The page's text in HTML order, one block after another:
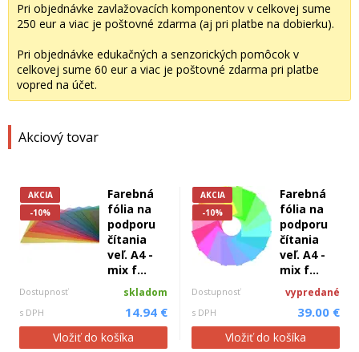
Pri objednávke zavlažovacích komponentov v celkovej sume
250 eur a viac je poštovné zdarma (aj pri platbe na dobierku).
Pri objednávke edukačných a senzorických pomôcok v
celkovej sume 60 eur a viac je poštovné zdarma pri platbe
vopred na účet.
Akciový tovar
AKCIA
-10%
Farebná
fólia na
podporu
čítania
veľ. A4 -
mix f...
Dostupnosť skladom
s DPH 14.94 €
Vložiť do košíka
AKCIA
-10%
Farebná
fólia na
podporu
čítania
veľ. A4 -
mix f...
Dostupnosť vypredané
s DPH 39.00 €
Vložiť do košíka